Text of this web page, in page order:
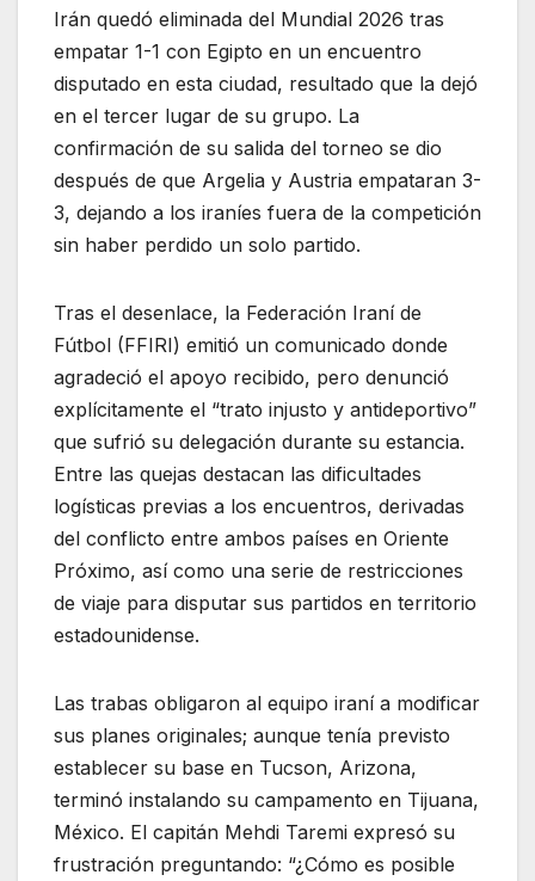
Irán quedó eliminada del Mundial 2026 tras
empatar 1-1 con Egipto en un encuentro
disputado en esta ciudad, resultado que la dejó
en el tercer lugar de su grupo. La
confirmación de su salida del torneo se dio
después de que Argelia y Austria empataran 3-
3, dejando a los iraníes fuera de la competición
sin haber perdido un solo partido.
Tras el desenlace, la Federación Iraní de
Fútbol (FFIRI) emitió un comunicado donde
agradeció el apoyo recibido, pero denunció
explícitamente el “trato injusto y antideportivo”
que sufrió su delegación durante su estancia.
Entre las quejas destacan las dificultades
logísticas previas a los encuentros, derivadas
del conflicto entre ambos países en Oriente
Próximo, así como una serie de restricciones
de viaje para disputar sus partidos en territorio
estadounidense.
Las trabas obligaron al equipo iraní a modificar
sus planes originales; aunque tenía previsto
establecer su base en Tucson, Arizona,
terminó instalando su campamento en Tijuana,
México. El capitán Mehdi Taremi expresó su
frustración preguntando: “¿Cómo es posible